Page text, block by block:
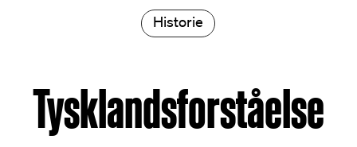
Historie
Tysklandsforståelse